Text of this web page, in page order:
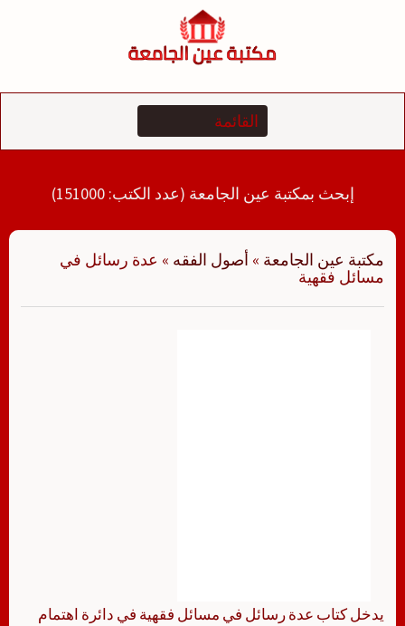
إبحث بمكتبة عين الجامعة (عدد الكتب: 151000)
مكتبة عين الجامعة » أصول الفقه » عدة رسائل في
مسائل فقهية
يدخل كتاب عدة رسائل في مسائل فقهية في دائرة اهتمام